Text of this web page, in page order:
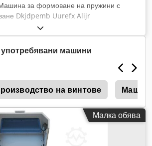
за формоване на пружини с
Dkjdpemb Uurefx Alijr
машини
на винтове
Малка обява